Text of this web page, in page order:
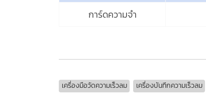
การ์ดความจำ
เครื่องมือวัดความเร็วลม เครื่องบันทึกความเร็วลม